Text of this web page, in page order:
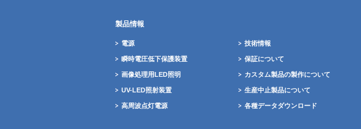
製品情報
電源
瞬時電圧低下保護装置
画像処理用LED照明
UV-LED照射装置
高周波点灯電源
技術情報
保証について
カスタム製品の製作について
生産中止製品について
各種データダウンロード